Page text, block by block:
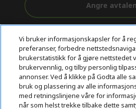
Angre avtalen
Gratis
levering
før og
kjøp
© 2026 Acer Inc.
CPYou BV er en autorisert forhandler og
og tjenestene som tilbys i denne
Vi bruker informasjonskapsler for å
preferanser, forbedre
brukerstatistikk for å gjøre nettstedet
brukervennlig, og tilby personlig
annonser. Ved å klikke på Godta alle
bruk og plassering av alle
med retningslinjene våre for
når som helst trekke tilbake dette